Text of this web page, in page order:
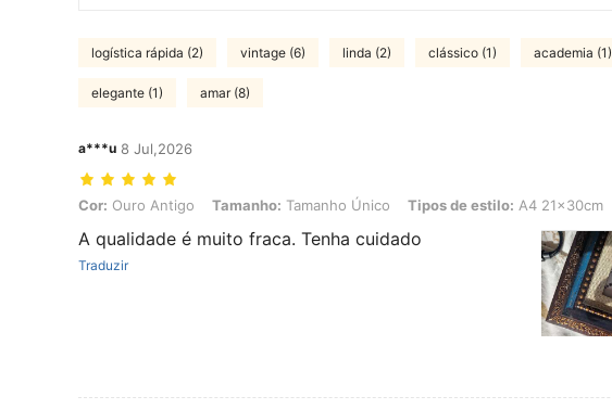
logística rápida (2) vintage (6) linda (2) clássico (1) academia (1)
elegante (1) amar (8)
a***u 8 Jul,2026
Cor: Ouro Antigo, Tamanho: Tamanho Único, Tipos de estilo: A4 21x30cm
Cor: Ouro Antigo Tamanho: Tamanho Único Tipos de estilo: A4 21x30cm
A qualidade é muito fraca. Tenha cuidado
Traduzir